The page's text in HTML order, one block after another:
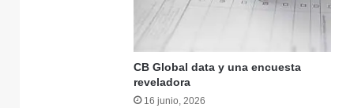
CB Global data y una encuesta
reveladora
16 junio, 2026